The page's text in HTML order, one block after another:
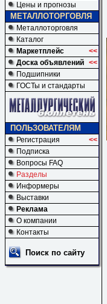
Цены и прогнозы
МЕТАЛЛОТОРГОВЛЯ
Металлоторговля
Каталог
Маркетплейс
<<
Доска объявлений <<
Подшипники
ГОСТы и стандарты
ПОЛЬЗОВАТЕЛЯМ
Регистрация
<<
Подписка
Вопросы FAQ
Разделы
Информеры
Выставки
Реклама
О компании
Контакты
Поиск по сайту